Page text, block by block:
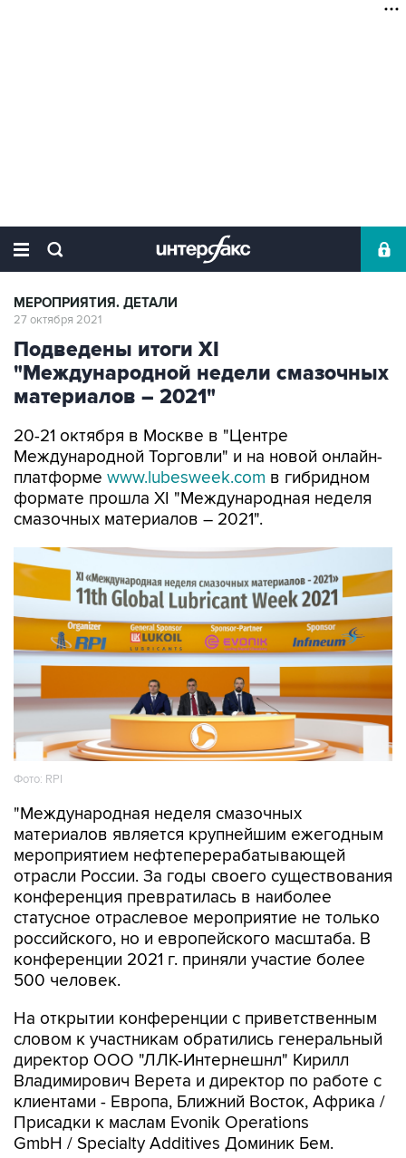
МЕРОПРИЯТИЯ. ДЕТАЛИ
27 октября 2021
Подведены итоги XI
"Международной недели смазочных
материалов – 2021"
20-21 октября в Москве в "Центре
Международной Торговли" и на новой онлайн-
платформе www.lubesweek.com в гибридном
формате прошла XI "Международная неделя
смазочных материалов – 2021".
Фото: RPI
"Международная неделя смазочных
материалов является крупнейшим ежегодным
мероприятием нефтеперерабатывающей
отрасли России. За годы своего существования
конференция превратилась в наиболее
статусное отраслевое мероприятие не только
российского, но и европейского масштаба. В
конференции 2021 г. приняли участие более
500 человек.
На открытии конференции с приветственным
словом к участникам обратились генеральный
директор ООО "ЛЛК-Интернешнл" Кирилл
Владимирович Верета и директор по работе с
клиентами - Европа, Ближний Восток, Африка /
Присадки к маслам Evonik Operations
GmbH / Specialty Additives Доминик Бем.